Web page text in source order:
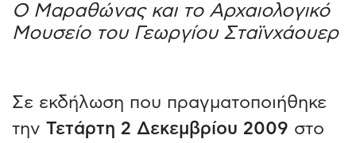
Ο Μαραθώνας και το Αρχαιολογικό
Μουσείο του Γεωργίου Σταϊνχάουερ
Σε εκδήλωση που πραγματοποιήθηκε
την Τετάρτη 2 Δεκεμβρίου 2009 στο